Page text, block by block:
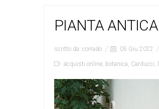
PIANTA ANTICA
scritto da: corrado 05 Giu 2022
acquisti online, botanica, Carducci,